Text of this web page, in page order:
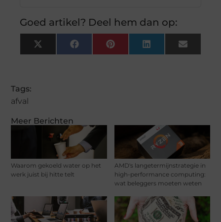
Meer Berichten
Waarom gekoeld water op het
werk juist bij hitte telt
AMD's langetermijnstrategie in
high-performance computing:
wat beleggers moeten weten
Goed artikel? Deel hem dan op:
X
(Twitter)
FacebookPinterestLinkedInEmail
Tags:
afval